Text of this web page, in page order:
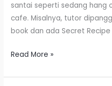
santai seperti sedang
cafe. Misalnya, tutor
book dan ada Secret
Read More »